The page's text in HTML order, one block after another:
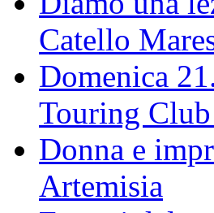
Catello
Domenica
Touring
Donna e
Artemisia